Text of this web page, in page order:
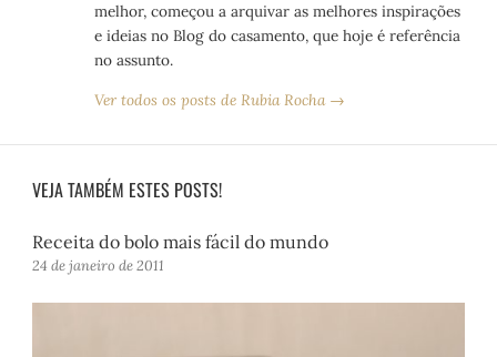
melhor, começou a arquivar as melhores inspirações
e ideias no Blog do casamento, que hoje é referência
no assunto.
Ver todos os posts de Rubia Rocha →
VEJA TAMBÉM ESTES POSTS!
Receita do bolo mais fácil do mundo
24 de janeiro de 2011